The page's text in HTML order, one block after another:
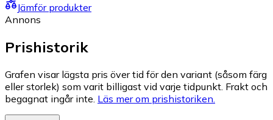
Jämför produkter
Annons
Prishistorik
Grafen visar lägsta pris över tid för den variant (såsom färg
eller storlek) som varit billigast vid varje tidpunkt. Frakt och
begagnat ingår inte. Läs mer om prishistoriken.